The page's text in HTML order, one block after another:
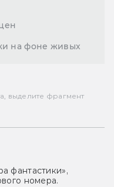
на фоне живых
выделите фрагмент
фантастики»,
номера.